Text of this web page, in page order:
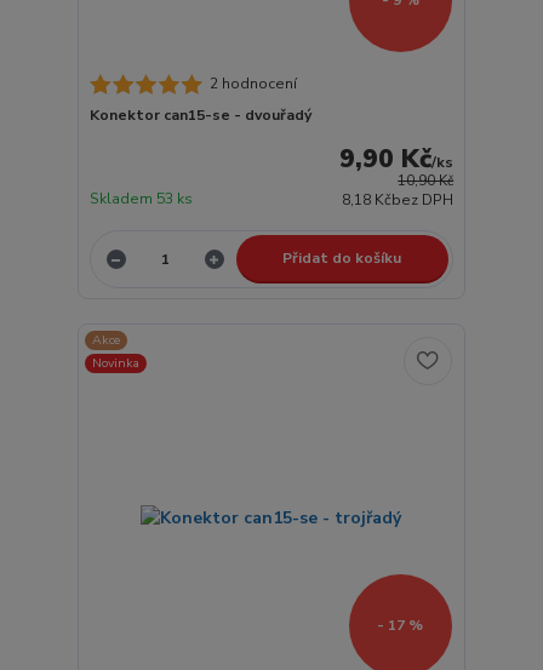
2 hodnocení
Konektor can15-se - dvouřadý
10,90 Kč
9,90 Kč/ks
8,18 Kčbez DPH
Skladem 53 ks
Přidat do košíku
Akce
Novinka
- 17 %